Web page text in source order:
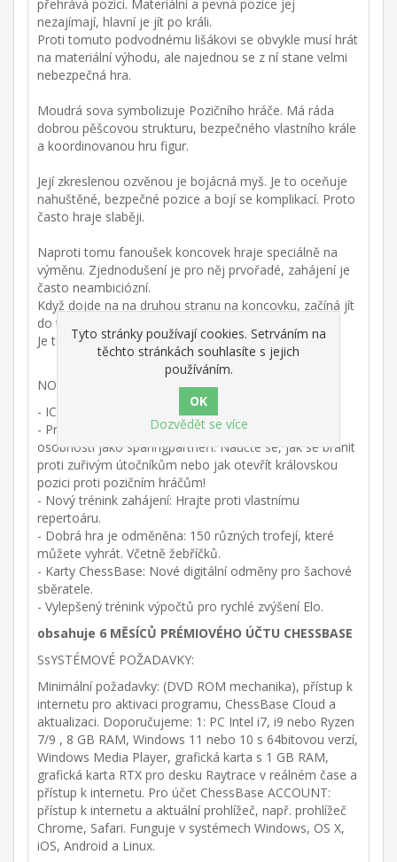
přehrává pozici. Materiální a pevná pozice jej
nezajímají, hlavní je jít po králi.
Proti tomuto podvodnému lišákovi se obvykle musí hrát
na materiální výhodu, ale najednou se z ní stane velmi
nebezpečná hra.
Moudrá sova symbolizuje Pozičního hráče. Má ráda
dobrou pěšcovou strukturu, bezpečného vlastního krále
a koordinovanou hru figur.
Její zkreslenou ozvěnou je bojácná myš. Je to oceňuje
nahuštěné, bezpečné pozice a bojí se komplikací. Proto
často hraje slaběji.
Naproti tomu fanoušek koncovek hraje speciálně na
výměnu. Zjednodušení je pro něj prvořadé, zahájení je
často neambiciózní.
Když dojde na na druhou stranu na koncovku, začíná jít
do tuhého.
Je to účinný tréninkový soupeř pro tuto tuto fázi hry!
NOVINKY VE FRITZU 19:
- ICGA World Champion Engine 2023
- Praktický trénink: šest plně realistických hráčských
osobností jako sparingpartneři. Naučte se, jak se bránit
proti zuřivým útočníkům nebo jak otevřít královskou
pozici proti pozičním hráčům!
- Nový trénink zahájení: Hrajte proti vlastnímu
repertoáru.
- Dobrá hra je odměněna: 150 různých trofejí, které
můžete vyhrát. Včetně žebříčků.
- Karty ChessBase: Nové digitální odměny pro šachové
sběratele.
- Vylepšený trénink výpočtů pro rychlé zvýšení Elo.
obsahuje 6 MĚSÍCŮ PRÉMIOVÉHO ÚČTU CHESSBASE
SsYSTÉMOVÉ POŽADAVKY:
Minimální požadavky: (DVD ROM mechanika), přístup k
internetu pro aktivaci programu, ChessBase Cloud a
aktualizaci. Doporučujeme: 1: PC Intel i7, i9 nebo Ryzen
7/9 , 8 GB RAM, Windows 11 nebo 10 s 64bitovou verzí,
Windows Media Player, grafická karta s 1 GB RAM,
grafická karta RTX pro desku Raytrace v reálném čase a
přístup k internetu. Pro účet ChessBase ACCOUNT:
přístup k internetu a aktuální prohlížeč, např. prohlížeč
Chrome, Safari. Funguje v systémech Windows, OS X,
iOS, Android a Linux.
Tyto stránky používají cookies. Setrváním na
těchto stránkách souhlasíte s jejich
používáním.
Dozvědět se více